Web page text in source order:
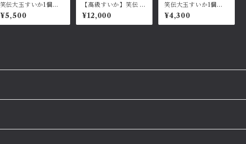
笑伝大玉すいか1個：
特大11kg以上
¥5,500
【高級すいか】笑伝 紅
の宝玉
¥12,000
笑伝大玉すいか1個：2
Lサイズ約7~8kg
¥4,300